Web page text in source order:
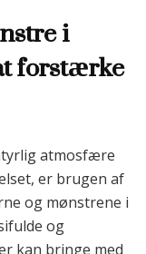
i
forstærke
atmosfære
er brugen af
og mønstrene i
og
kan bringe med